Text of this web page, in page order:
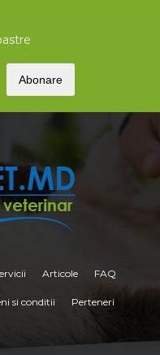
Articole FAQ
si conditii Perteneri